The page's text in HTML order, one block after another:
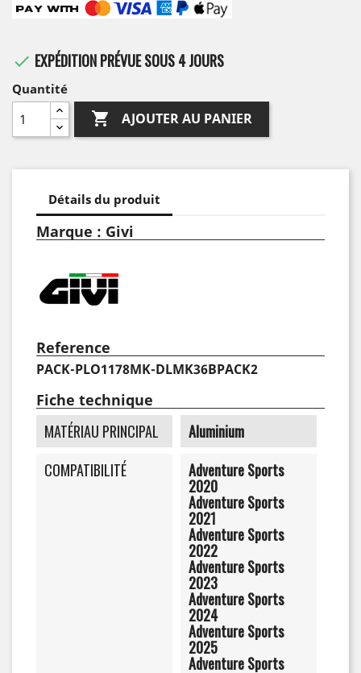
 EXPÉDITION PRÉVUE SOUS 4 JOURS
Quantité
 AJOUTER AU PANIER
Détails du produit
Marque : Givi
Reference
PACK-PLO1178MK-DLMK36BPACK2
Fiche technique
MATÉRIAU PRINCIPAL
Aluminium
COMPATIBILITÉ
Adventure Sports
2020
Adventure Sports
2021
Adventure Sports
2022
Adventure Sports
2023
Adventure Sports
2024
Adventure Sports
2025
Adventure Sports